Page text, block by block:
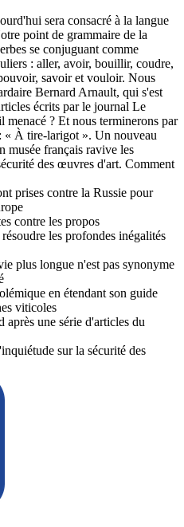
sera consacré à la langue
point de grammaire de la
se conjuguant comme
: aller, avoir, bouillir, coudre,
savoir et vouloir. Nous
Bernard Arnault, qui s'est
écrits par le journal Le
menacé ? Et nous terminerons par
« À tire-larigot ». Un nouveau
musée français ravive les
des œuvres d'art. Comment
prises contre la Russie pour
contre les propos
les profondes inégalités
plus longue n'est pas synonyme
en étendant son guide
viticoles
après une série d'articles du
sur la sécurité des